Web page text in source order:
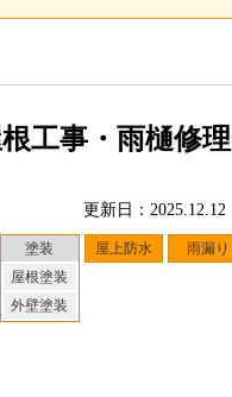
工事・雨樋修理
更新日：2025.12.12
塗装
屋根塗装
外壁塗装
屋上防水 雨漏り